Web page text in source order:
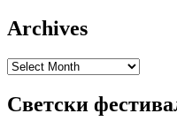
Archives
Archives
Светски